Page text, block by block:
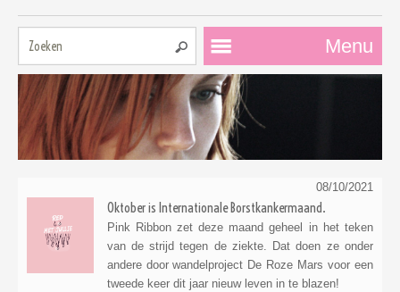
Menu
08/10/2021
Oktober is Internationale Borstkankermaand.
Pink Ribbon zet deze maand geheel in het teken
van de strijd tegen de ziekte. Dat doen ze onder
andere door wandelproject De Roze Mars voor een
tweede keer dit jaar nieuw leven in te blazen!